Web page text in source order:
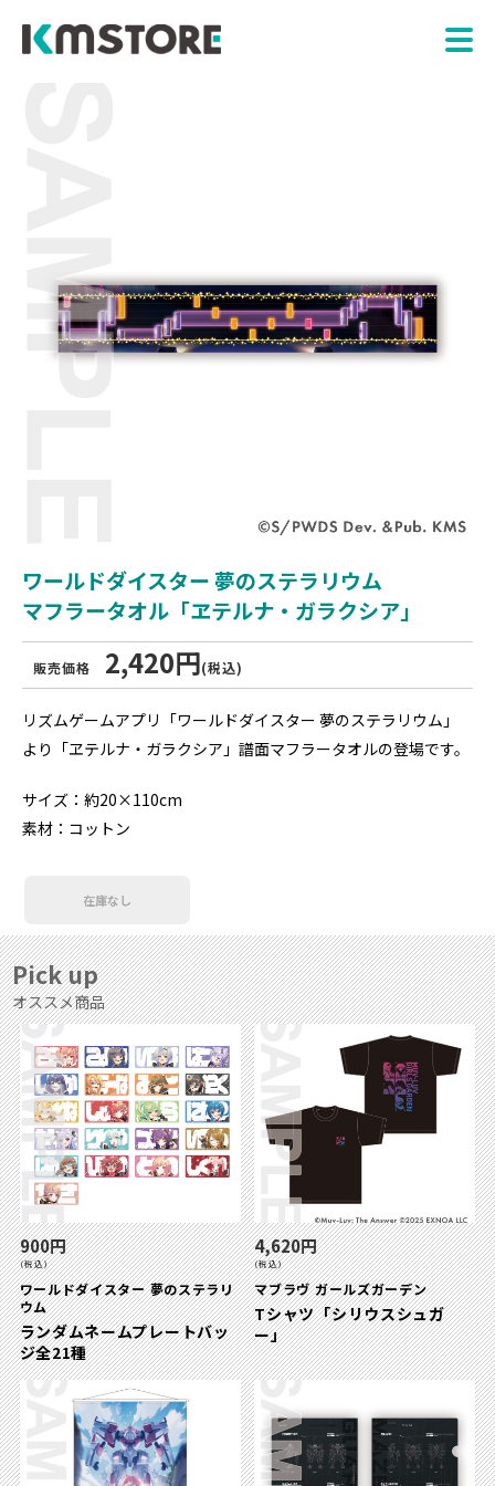
ワールドダイスター 夢のステラリウム
マフラータオル「ヱテルナ・ガラクシア」
販売価格 2,420円(税込)
リズムゲームアプリ「ワールドダイスター 夢のステラリウム」
より「ヱテルナ・ガラクシア」譜面マフラータオルの登場です。
サイズ：約20×110cm
素材：コットン
在庫なし
Pick up
オススメ商品
900円
(税込)
ワールドダイスター 夢のステラリ
ウム
ランダムネームプレートバッ
ジ全21種
4,620円
(税込)
マブラヴ ガールズガーデン
Tシャツ「シリウスシュガ
ー」